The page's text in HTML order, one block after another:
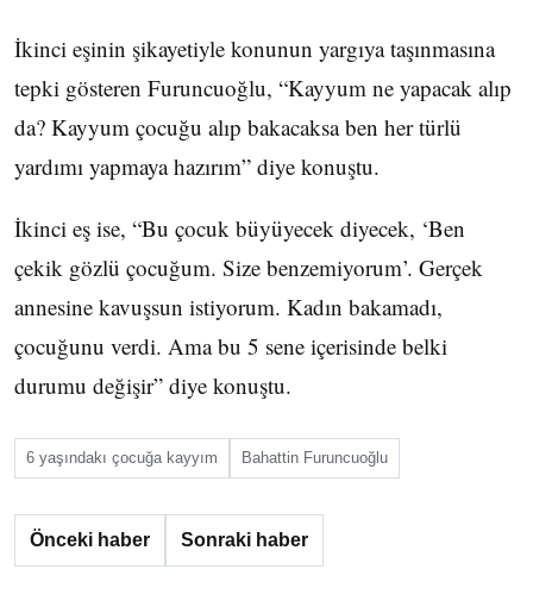
İkinci eşinin şikayetiyle konunun yargıya taşınmasına
tepki gösteren Furuncuoğlu, “Kayyum ne yapacak alıp
da? Kayyum çocuğu alıp bakacaksa ben her türlü
yardımı yapmaya hazırım” diye konuştu.
İkinci eş ise, “Bu çocuk büyüyecek diyecek, ‘Ben
çekik gözlü çocuğum. Size benzemiyorum’. Gerçek
annesine kavuşsun istiyorum. Kadın bakamadı,
çocuğunu verdi. Ama bu 5 sene içerisinde belki
durumu değişir” diye konuştu.
6 yaşındakı çocuğa kayyım Bahattin Furuncuoğlu
Önceki haber Sonraki haber